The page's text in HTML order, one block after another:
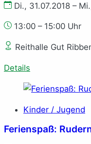
Di., 31.07.2018 –
13:00 – 15:00 Uhr
Reithalle Gut
Details
Kinder / Jugend
Ferienspaß: